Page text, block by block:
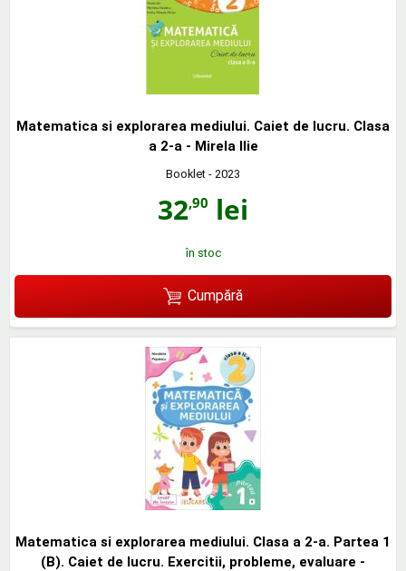
Matematica si explorarea mediului. Caiet de lucru. Clasa
a 2-a - Mirela Ilie
Booklet - 2023
32,90 lei
în stoc
Cumpără
Matematica si explorarea mediului. Clasa a 2-a. Partea 1
(B). Caiet de lucru. Exercitii, probleme, evaluare -